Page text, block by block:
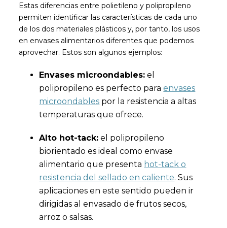
Estas diferencias entre polietileno y polipropileno
permiten identificar las características de cada uno
de los dos materiales plásticos y, por tanto, los usos
en envases alimentarios diferentes que podemos
aprovechar. Estos son algunos ejemplos:
Envases microondables: el
polipropileno es perfecto paraenvases
microondables por la resistencia a altas
temperaturas que ofrece.
Alto hot-tack: el polipropileno
biorientado es ideal como envase
alimentario que presenta hot-tack o
resistencia del sellado en caliente. Sus
aplicaciones en este sentido pueden ir
dirigidas al envasado de frutos secos,
arroz o salsas.